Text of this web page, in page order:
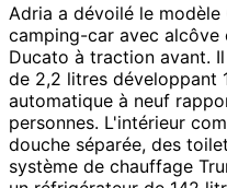
Adria a dévoilé le
camping-car avec alcôve
Ducato à traction avant.
de 2,2 litres développant
automatique à neuf
personnes. L'intérieur
douche séparée, des
système de chauffage